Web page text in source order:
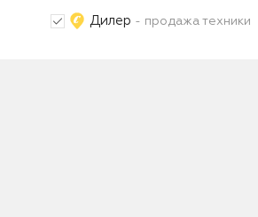
Дилер - продажа техники